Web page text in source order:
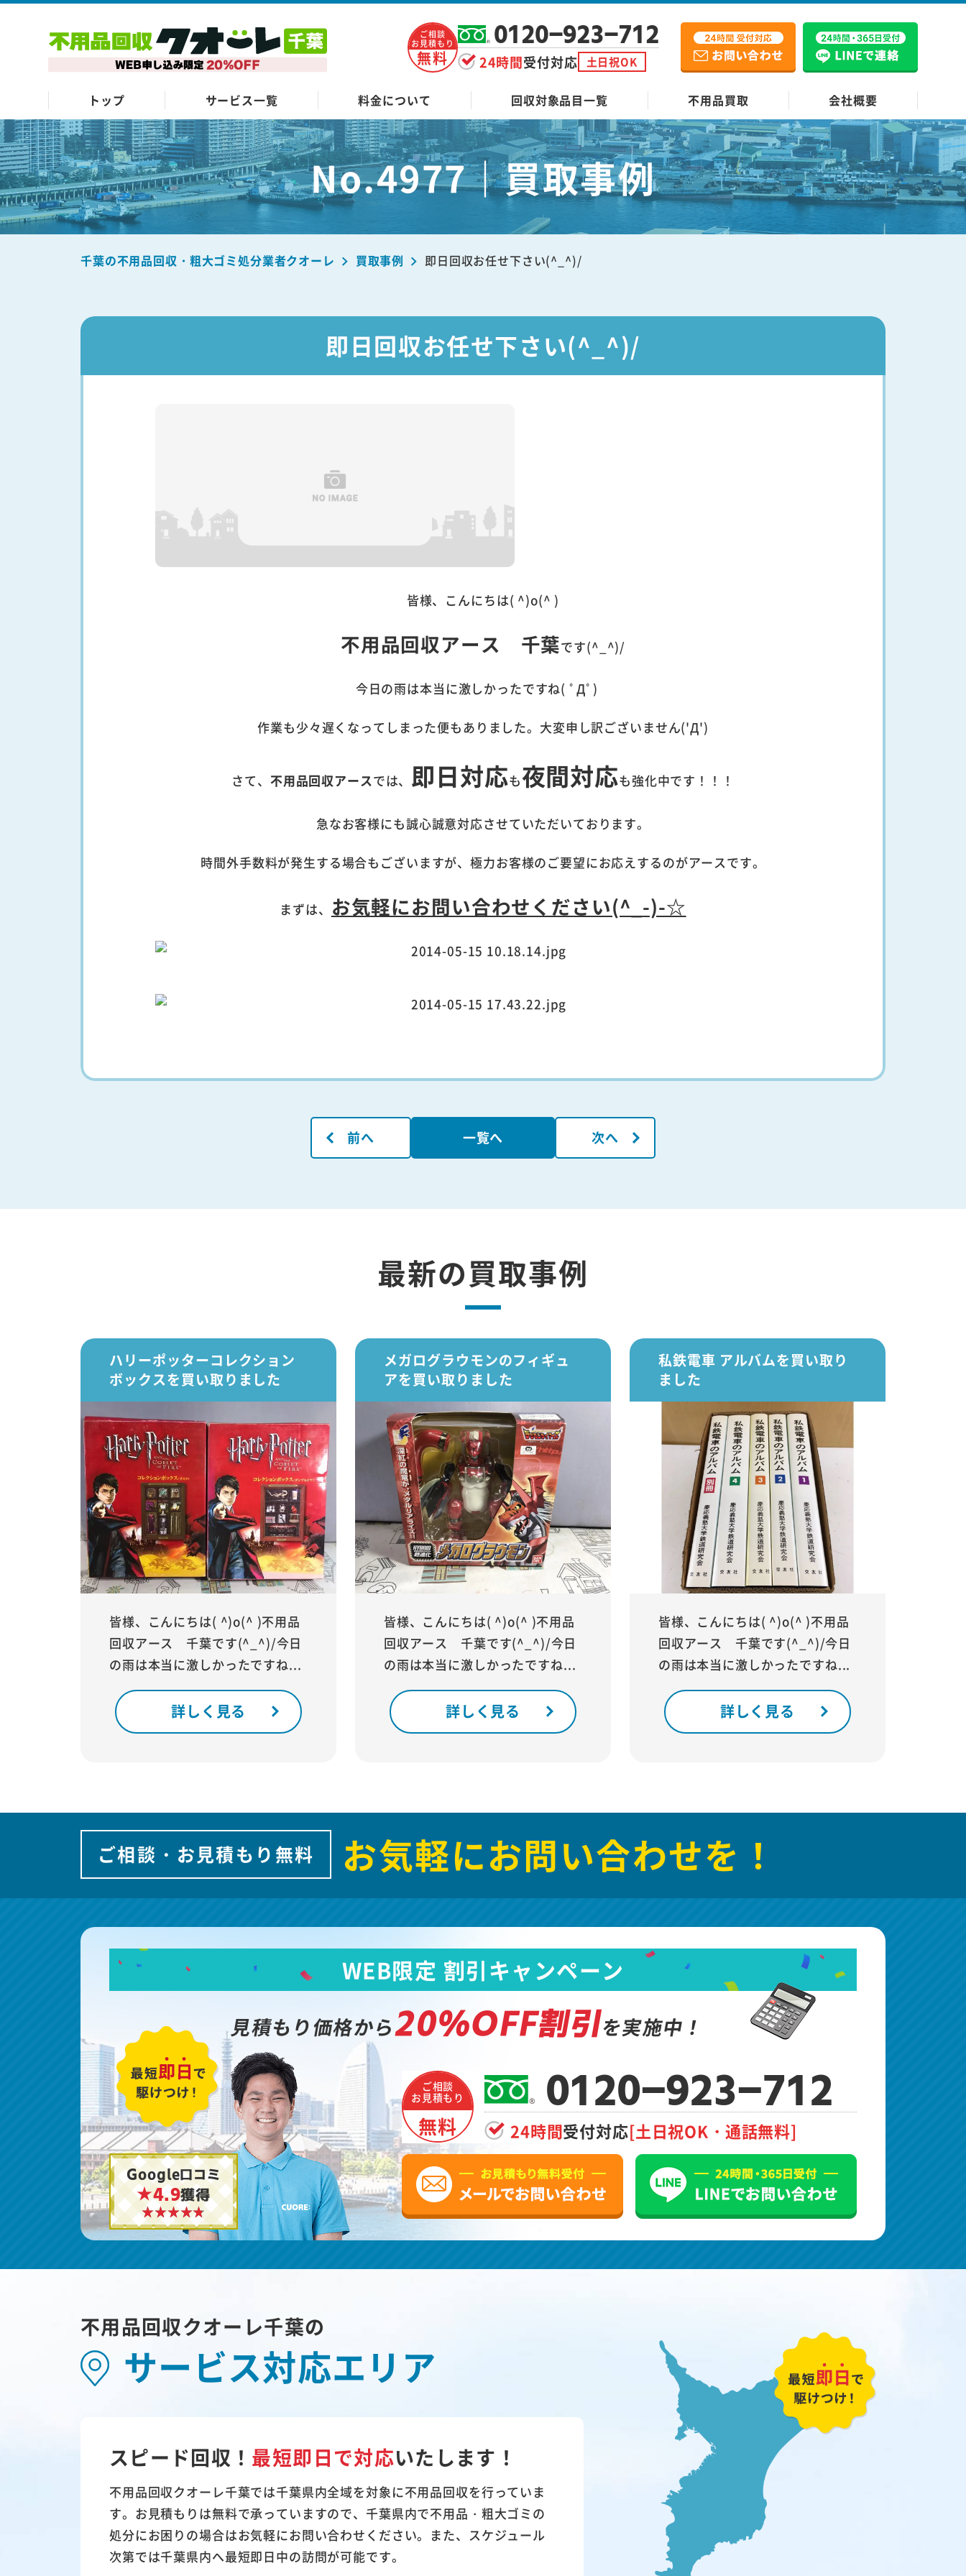
ご相談
お見積もり
無料
0120-923-712
24時間受付対応 土日祝OK
トップ サービス一覧 料金について 回収対象品目一覧 不用品買取 会社概要
No.4977｜買取事例
千葉の不用品回収・粗大ゴミ処分業者クオーレ 買取事例 即日回収お任せ下さい(^_^)/
即日回収お任せ下さい(^_^)/
皆様、こんにちは( ^)o(^ )
不用品回収アース 千葉です(^_^)/
今日の雨は本当に激しかったですね( ﾟДﾟ)
作業も少々遅くなってしまった便もありました。大変申し訳ございません('Д')
さて、 不用品回収アースでは、 即日対応も夜間対応も強化中です！！！
急なお客様にも誠心誠意対応させていただいております。
時間外手数料が発生する場合もございますが、極力お客様のご要望にお応えするのがアースです。
まずは、 お気軽にお問い合わせください(^_-)-☆
前へ 一覧へ 次へ
最新の買取事例
ハリーポッターコレクション
ボックスを買い取りました
皆様、こんにちは( ^)o(^ )不用品
回収アース 千葉です(^_^)/今日
の雨は本当に激しかったですね...
詳しく見る
メガログラウモンのフィギュ
アを買い取りました
皆様、こんにちは( ^)o(^ )不用品
回収アース 千葉です(^_^)/今日
の雨は本当に激しかったですね...
詳しく見る
私鉄電車 アルバムを買い取り
ました
皆様、こんにちは( ^)o(^ )不用品
回収アース 千葉です(^_^)/今日
の雨は本当に激しかったですね...
詳しく見る
ご相談・お見積もり無料 お気軽にお問い合わせを！
Google口コミ
★4.9獲得
WEB限定 割引キャンペーン
見積もり価格から20%OFF割引を実施中！
ご相談
お見積もり
無料
0120-923-712
24時間受付対応[土日祝OK・通話無料]
不用品回収クオーレ千葉の
サービス対応エリア
スピード回収！ 最短即日で対応いたします！
不用品回収クオーレ千葉では千葉県内全域を対象に不用品回収を行っていま
す。お見積もりは無料で承っていますので、千葉県内で不用品・粗大ゴミの
処分にお困りの場合はお気軽にお問い合わせください。また、スケジュール
次第では千葉県内へ最短即日中の訪問が可能です。